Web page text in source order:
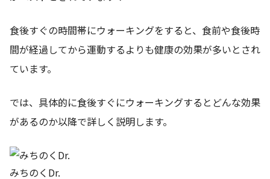
食後すぐの時間帯にウォーキングをすると、食前や食後時
間が経過してから運動するよりも健康の効果が多いとされ
ています。
では、具体的に食後すぐにウォーキングするとどんな効果
があるのか以降で詳しく説明します。
みちのくDr.